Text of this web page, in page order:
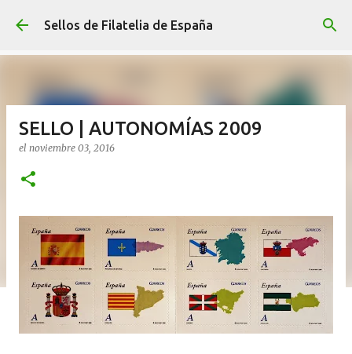
Ir al contenido principal
Sellos de Filatelia de España
SELLO | AUTONOMÍAS 2009
el noviembre 03, 2016